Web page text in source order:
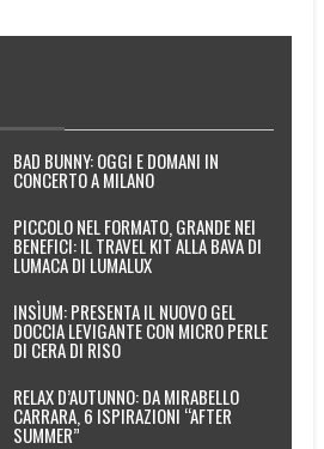
BAD BUNNY: OGGI E DOMANI IN
CONCERTO A MILANO
PICCOLO NEL FORMATO, GRANDE NEI
BENEFICI: IL TRAVEL KIT ALLA BAVA DI
LUMACA DI LUMALUX
INSÌUM: PRESENTA IL NUOVO GEL
DOCCIA LEVIGANTE CON MICRO PERLE
DI CERA DI RISO
RELAX D’AUTUNNO: DA MIRABELLO
CARRARA, 6 ISPIRAZIONI “AFTER
SUMMER”